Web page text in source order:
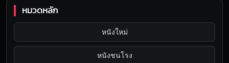
หมวดหลัก
หนังใหม่
หนังชนโรง